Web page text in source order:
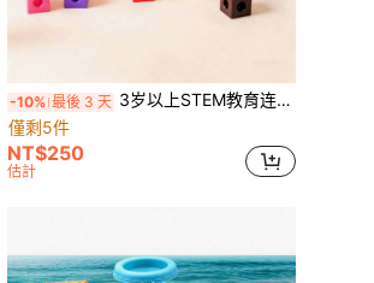
-10% 最後 3 天 3岁以上STEM教育连接立方体数学计数积木拼搭玩具套装
僅剩5件
NT$250
估計